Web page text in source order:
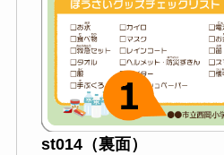
st014（裏面）